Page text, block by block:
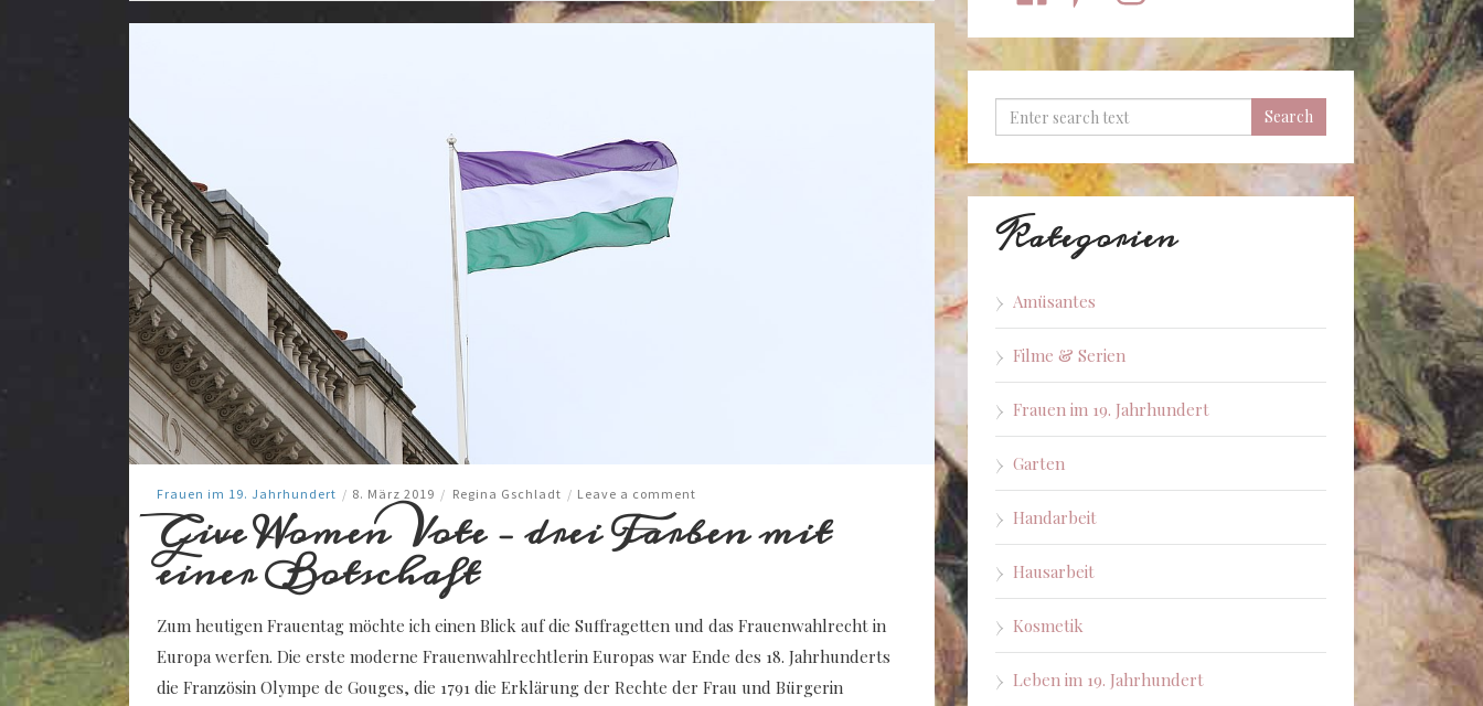
Frauen im 19. Jahrhundert / 8. März 2019 / Regina Gschladt / Leave a comment
Give Women Vote – drei Farben mit
einer Botschaft
Zum heutigen Frauentag möchte ich einen Blick auf die Suffragetten und das Frauenwahlrecht in
Europa werfen. Die erste moderne Frauenwahlrechtlerin Europas war Ende des 18. Jahrhunderts
die Französin Olympe de Gouges, die 1791 die Erklärung der Rechte der Frau und Bürgerin
Kategorien
Amüsantes
Filme & Serien
Frauen im 19. Jahrhundert
Garten
Handarbeit
Hausarbeit
Kosmetik
Leben im 19. Jahrhundert